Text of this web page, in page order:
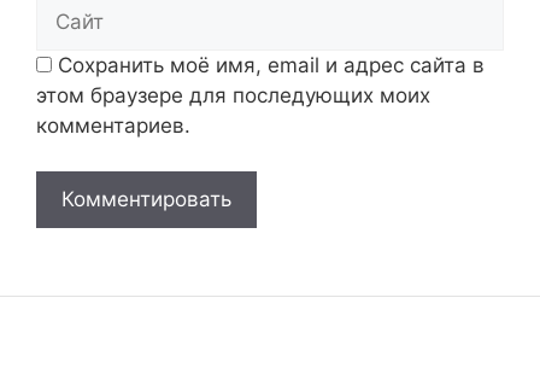
Сохранить моё имя, email и адрес сайта в
этом браузере для последующих моих
комментариев.